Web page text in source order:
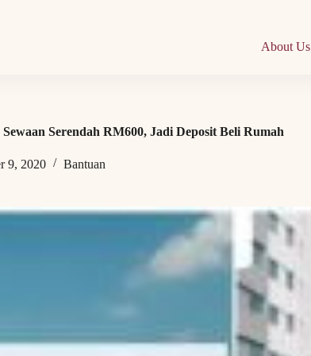
About Us
Serendah RM600, Jadi Deposit Beli Rumah
9, 2020 Bantuan